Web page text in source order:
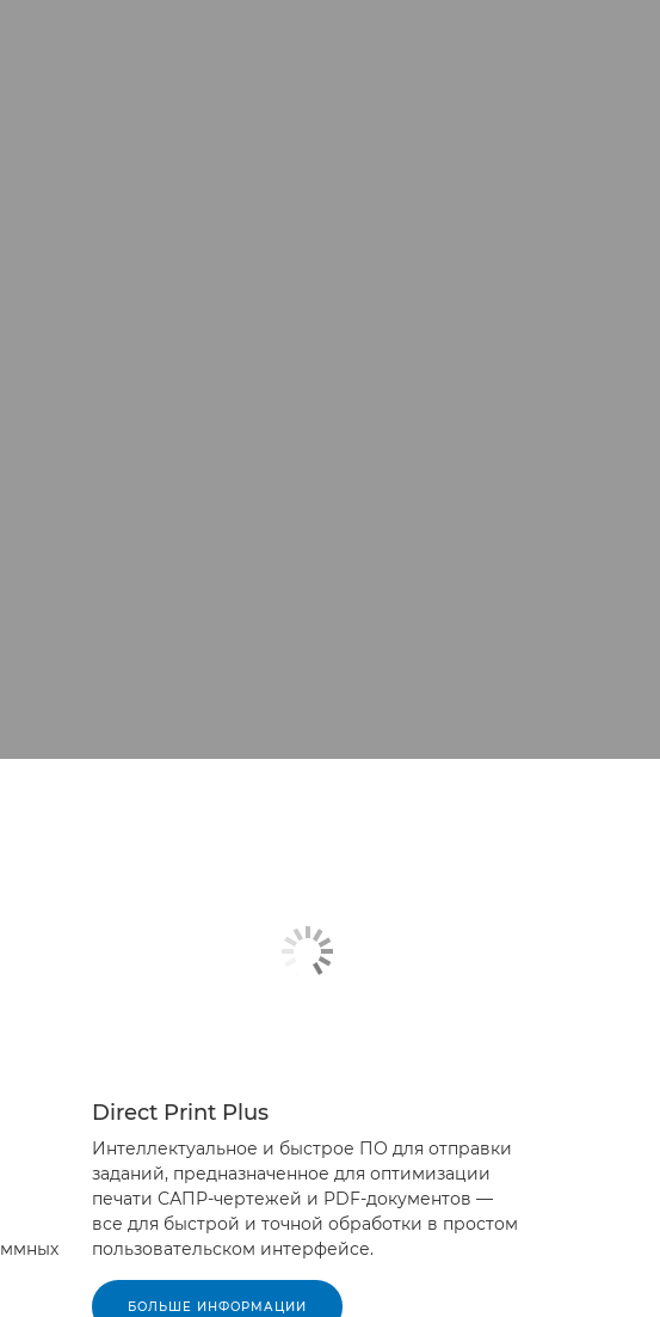
Direct Print Plus
Интеллектуальное и быстрое ПО для отправки
заданий, предназначенное для оптимизации
печати САПР-чертежей и PDF-документов —
все для быстрой и точной обработки в простом
пользовательском интерфейсе.
БОЛЬШЕ ИНФОРМАЦИИ